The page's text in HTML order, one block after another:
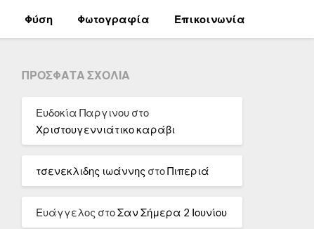
Φύση Φωτογραφία Επικοινωνία
ΠΡΌΣΦΑΤΑ ΣΧΌΛΙΑ
Ευδοκία Παργινουστο
Χριστουγεννιάτικο καράβι
τσενεκλιδης ιωάννης στοΠιπεριά
Ευάγγελος στοΣαν Σήμερα 2 Ιουνίου